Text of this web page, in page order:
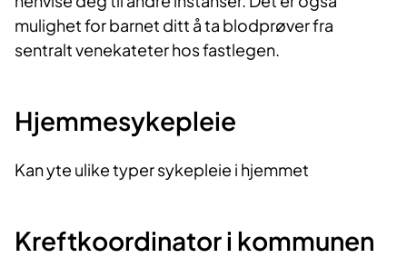
mulighet for barnet ditt å ta blodprøver fra
sentralt venekateter hos fastlegen.
Hjemmesykepleie
Kan yte ulike typer sykepleie i hjemmet
Kreftkoordinator i kommunen